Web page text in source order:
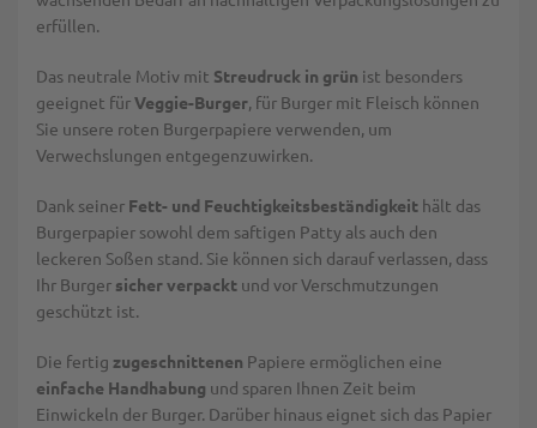
erfüllen.
Das neutrale Motiv mit Streudruck in grün ist besonders
geeignet fürVeggie-Burger, für Burger mit Fleisch können
Sie unsere roten Burgerpapiere verwenden, um
Verwechslungen entgegenzuwirken.
Dank seiner Fett- und Feuchtigkeitsbeständigkeit hält das
Burgerpapier sowohl dem saftigen Patty als auch den
leckeren Soßen stand. Sie können sich darauf verlassen, dass
Ihr Burger sicher verpackt und vor Verschmutzungen
geschützt ist.
Die fertig zugeschnittenen Papiere ermöglichen eine
einfache Handhabung und sparen Ihnen Zeit beim
Einwickeln der Burger. Darüber hinaus eignet sich das Papier